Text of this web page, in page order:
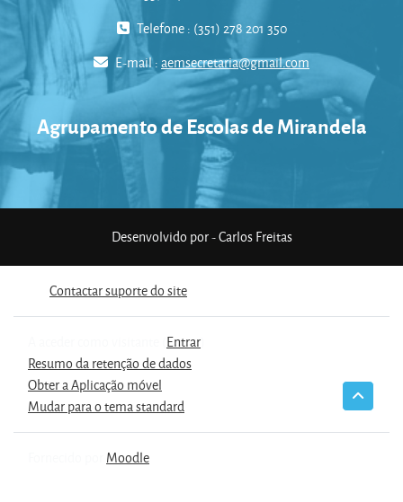
Telefone : (351) 278 201 350
E-mail :aemsecretaria@gmail.com
Agrupamento de Escolas de Mirandela
Desenvolvido por - Carlos Freitas
Contactar suporte do site
Entrar
Resumo da retenção de dados
Obter a Aplicação móvel
Mudar para o tema standard
Moodle